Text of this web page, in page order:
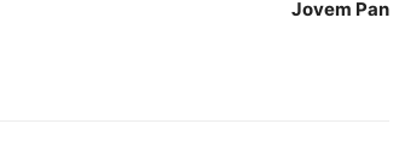
Jovem Pan